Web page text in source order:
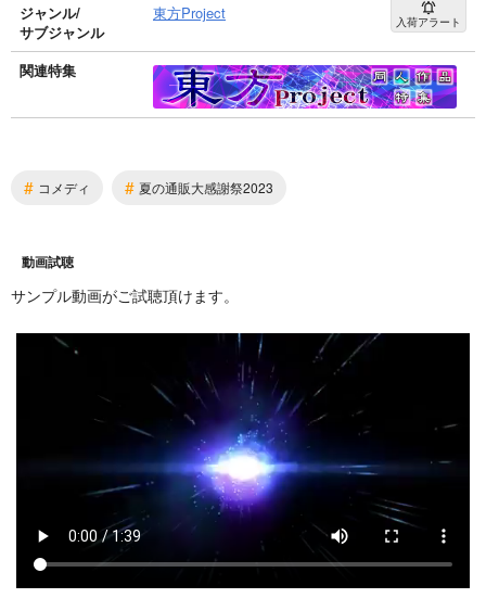
ジャンル/
サブジャンル
東方Project 入荷アラート
関連特集
# コメディ # 夏の通販大感謝祭2023
動画試聴
サンプル動画がご試聴頂けます。